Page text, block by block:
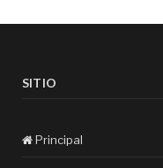
SITIO
Principal